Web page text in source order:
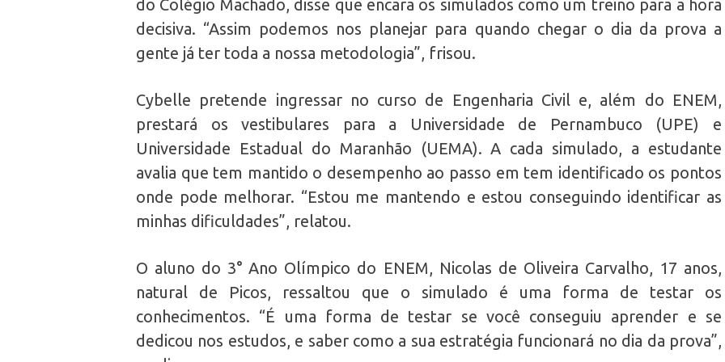
do Colégio Machado, disse que encara os simulados como um treino para a hora
decisiva. “Assim podemos nos planejar para quando chegar o dia da prova a
gente já ter toda a nossa metodologia”, frisou.
Cybelle pretende ingressar no curso de Engenharia Civil e, além do ENEM,
prestará os vestibulares para a Universidade de Pernambuco (UPE) e
Universidade Estadual do Maranhão (UEMA). A cada simulado, a estudante
avalia que tem mantido o desempenho ao passo em tem identificado os pontos
onde pode melhorar. “Estou me mantendo e estou conseguindo identificar as
minhas dificuldades”, relatou.
O aluno do 3° Ano Olímpico do ENEM, Nicolas de Oliveira Carvalho, 17 anos,
natural de Picos, ressaltou que o simulado é uma forma de testar os
conhecimentos. “É uma forma de testar se você conseguiu aprender e se
dedicou nos estudos, e saber como a sua estratégia funcionará no dia da prova”,